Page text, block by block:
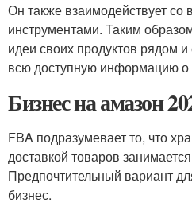
Он также взаимодействует со
инструментами. Таким
идеи своих продуктов рядом и
всю доступную информацию о
Бизнес на амазон
FBA подразумевает то, что
доставкой товаров
Предпочтительный вариант
бизнес.